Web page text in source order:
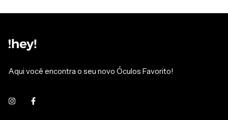
Aqui você encontra o seu novo Óculos Favorito!